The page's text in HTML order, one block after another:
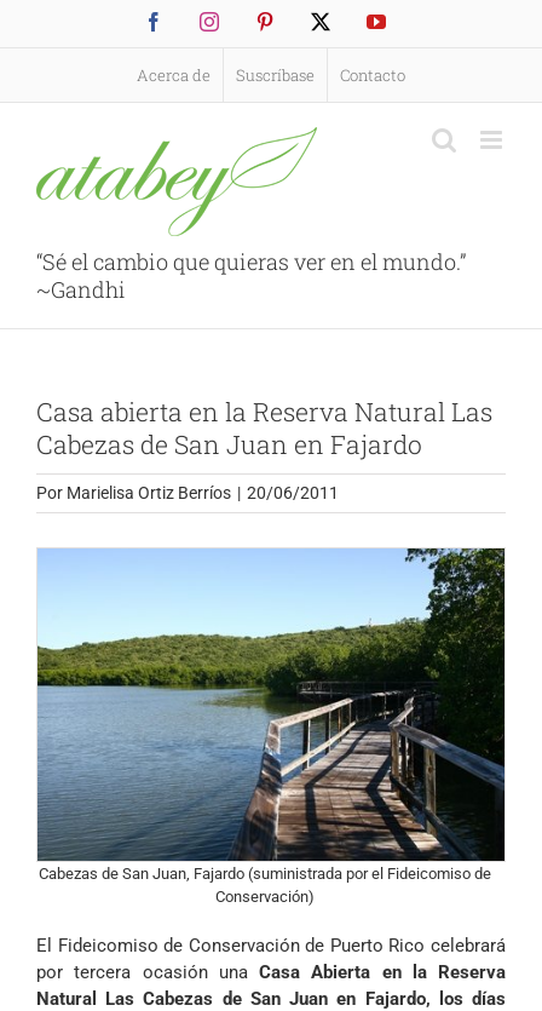
FacebookInstagramPinterest YouTube
Acerca de Suscríbase Contacto
“Sé el cambio que quieras ver en el mundo.”
~Gandhi
Casa abierta en la Reserva Natural Las
Cabezas de San Juan en Fajardo
Por Marielisa Ortiz Berríos | 20/06/2011
Cabezas de San Juan, Fajardo (suministrada por el Fideicomiso de
Conservación)
El Fideicomiso de Conservación de Puerto Rico celebrará
por tercera ocasión una Casa Abierta en la Reserva
Natural Las Cabezas de San Juan en Fajardo, los días